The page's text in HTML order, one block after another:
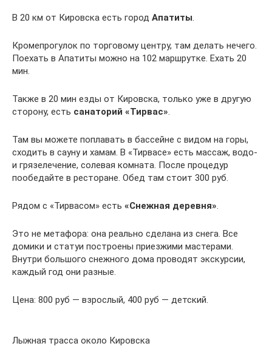
В 20 км от Кировска есть город Апатиты.
Кромепрогулок по торговому центру, там делать нечего.
Поехать в Апатиты можно на 102 маршрутке. Ехать 20
мин.
Также в 20 мин езды от Кировска, только уже в другую
сторону, есть санаторий «Тирвас».
Там вы можете поплавать в бассейне с видом на горы,
сходить в сауну и хамам. В «Тирвасе» есть массаж, водо-
и грязелечение, солевая комната. После процедур
пообедайте в ресторане. Обед там стоит 300 руб.
Рядом с «Тирвасом» есть «Снежная деревня».
Это не метафора: она реально сделана из снега. Все
домики и статуи построены приезжими мастерами.
Внутри большого снежного дома проводят экскурсии,
каждый год они разные.
Цена: 800 руб — взрослый, 400 руб — детский.
Лыжная трасса около Кировска